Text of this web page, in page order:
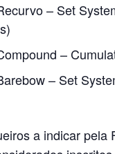
– Set
–
– Set
a indicar pela